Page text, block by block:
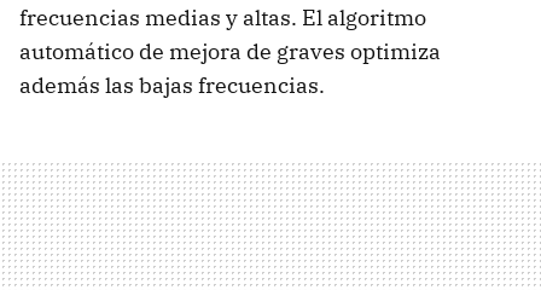
frecuencias medias y altas. El algoritmo
automático de mejora de graves optimiza
además las bajas frecuencias.